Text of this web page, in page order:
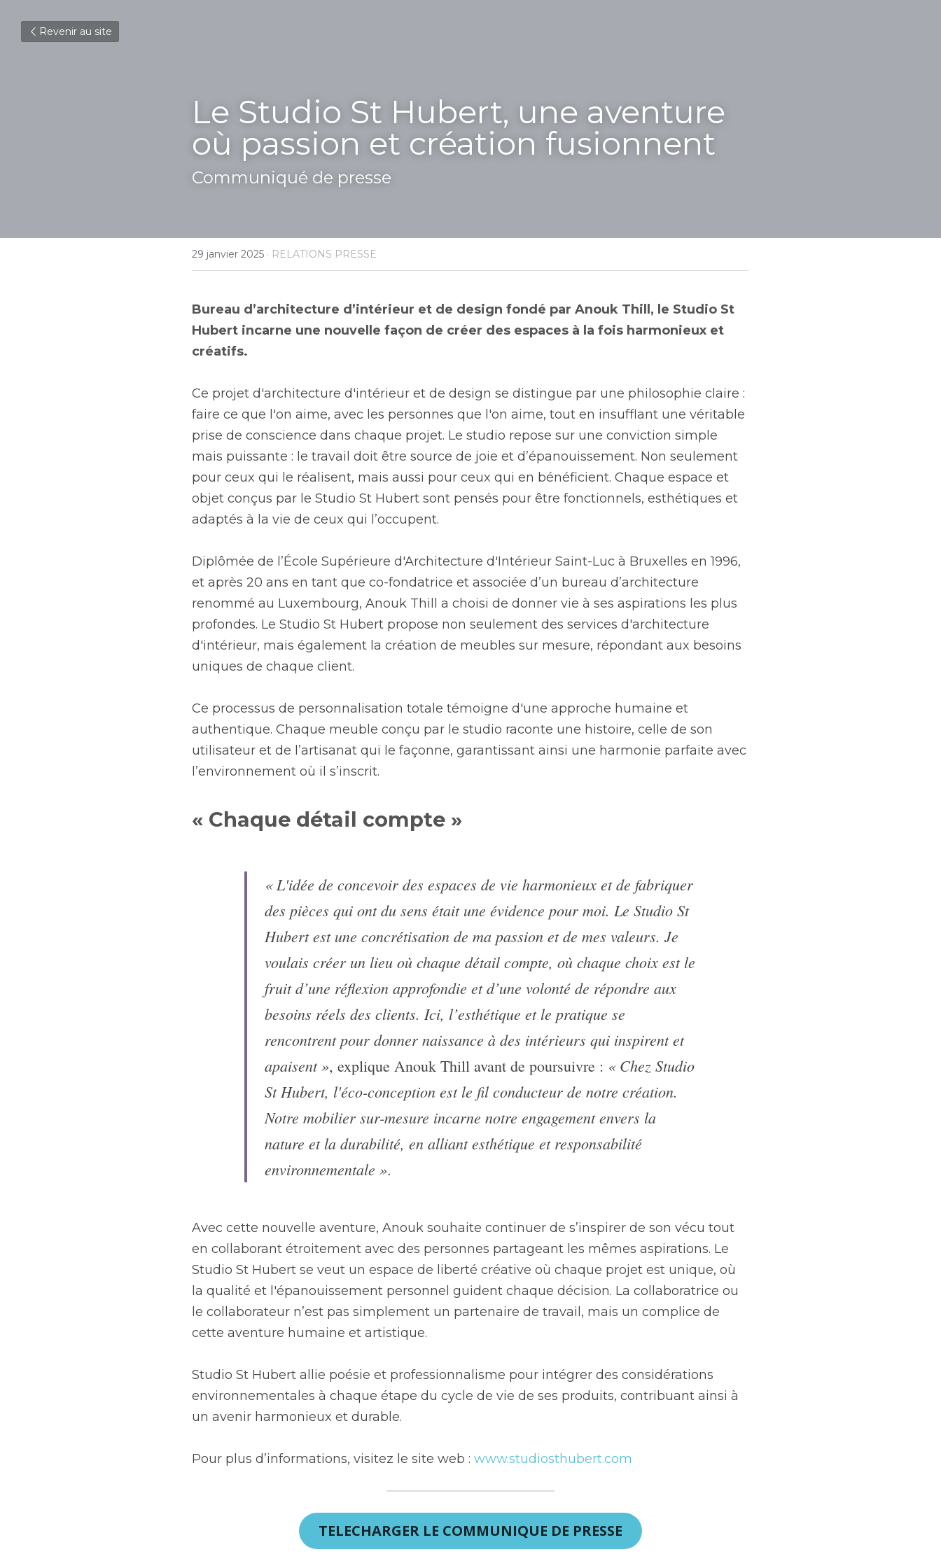
Revenir au site
Le Studio St Hubert, une aventure
où passion et création fusionnent
Communiqué de presse
29 janvier 2025 · RELATIONS PRESSE
Bureau d’architecture d’intérieur et de design fondé par Anouk Thill, le Studio St
Hubert incarne une nouvelle façon de créer des espaces à la fois harmonieux et
créatifs.
Ce projet d'architecture d'intérieur et de design se distingue par une philosophie claire :
faire ce que l'on aime, avec les personnes que l'on aime, tout en insufflant une véritable
prise de conscience dans chaque projet. Le studio repose sur une conviction simple
mais puissante : le travail doit être source de joie et d’épanouissement. Non seulement
pour ceux qui le réalisent, mais aussi pour ceux qui en bénéficient. Chaque espace et
objet conçus par le Studio St Hubert sont pensés pour être fonctionnels, esthétiques et
adaptés à la vie de ceux qui l’occupent.
Diplômée de l’École Supérieure d'Architecture d'Intérieur Saint-Luc à Bruxelles en 1996,
et après 20 ans en tant que co-fondatrice et associée d’un bureau d’architecture
renommé au Luxembourg, Anouk Thill a choisi de donner vie à ses aspirations les plus
profondes. Le Studio St Hubert propose non seulement des services d'architecture
d'intérieur, mais également la création de meubles sur mesure, répondant aux besoins
uniques de chaque client.
Ce processus de personnalisation totale témoigne d'une approche humaine et
authentique. Chaque meuble conçu par le studio raconte une histoire, celle de son
utilisateur et de l’artisanat qui le façonne, garantissant ainsi une harmonie parfaite avec
l’environnement où il s’inscrit.
« Chaque détail compte »
« L'idée de concevoir des espaces de vie harmonieux et de fabriquer
des pièces qui ont du sens était une évidence pour moi. Le Studio St
Hubert est une concrétisation de ma passion et de mes valeurs. Je
voulais créer un lieu où chaque détail compte, où chaque choix est le
fruit d’une réflexion approfondie et d’une volonté de répondre aux
besoins réels des clients. Ici, l’esthétique et le pratique se
rencontrent pour donner naissance à des intérieurs qui inspirent et
apaisent », explique Anouk Thill avant de poursuivre : « Chez Studio
St Hubert, l'éco-conception est le fil conducteur de notre création.
Notre mobilier sur-mesure incarne notre engagement envers la
nature et la durabilité, en alliant esthétique et responsabilité
environnementale ».
Avec cette nouvelle aventure, Anouk souhaite continuer de s’inspirer de son vécu tout
en collaborant étroitement avec des personnes partageant les mêmes aspirations. Le
Studio St Hubert se veut un espace de liberté créative où chaque projet est unique, où
la qualité et l'épanouissement personnel guident chaque décision. La collaboratrice ou
le collaborateur n’est pas simplement un partenaire de travail, mais un complice de
cette aventure humaine et artistique.
Studio St Hubert allie poésie et professionnalisme pour intégrer des considérations
environnementales à chaque étape du cycle de vie de ses produits, contribuant ainsi à
un avenir harmonieux et durable.
Pour plus d’informations, visitez le site web : www.studiosthubert.com
TELECHARGER LE COMMUNIQUE DE PRESSE